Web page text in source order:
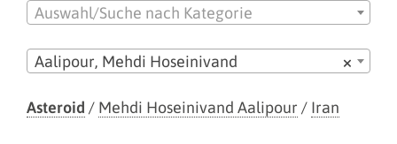
Auswahl/Suche nach Kategorie
×
Aalipour, Mehdi Hoseinivand
Asteroid / Mehdi Hoseinivand Aalipour / Iran